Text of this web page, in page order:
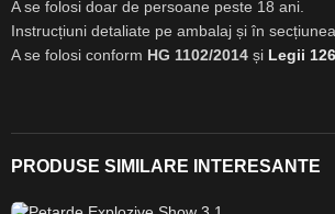
A se folosi doar de persoane peste 18 ani.
Instrucțiuni detaliate pe ambalaj și în
A se folosi conform HG 1102/2014 și Legii
PRODUSE SIMILARE INTERESANTE